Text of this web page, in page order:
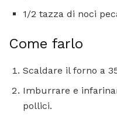
1/2 tazza di noci
Come farlo
Scaldare il forno a
Imburrare e
pollici.